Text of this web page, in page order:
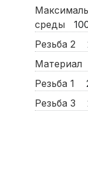
среды
Резьба 2
Материал
Резьба 1
Резьба 3